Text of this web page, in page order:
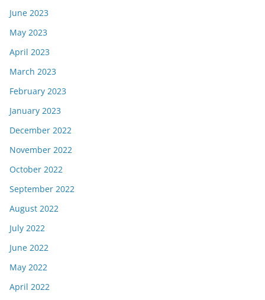
June 2023
May 2023
April 2023
March 2023
February 2023
January 2023
December 2022
November 2022
October 2022
September 2022
August 2022
July 2022
June 2022
May 2022
April 2022